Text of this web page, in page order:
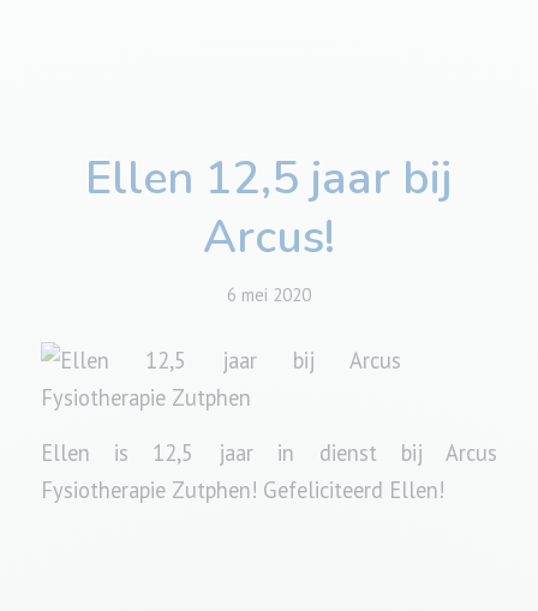
Ellen 12,5 jaar bij
Arcus!
6 mei 2020
Ellen is 12,5 jaar in dienst bij Arcus
Fysiotherapie Zutphen! Gefeliciteerd Ellen!